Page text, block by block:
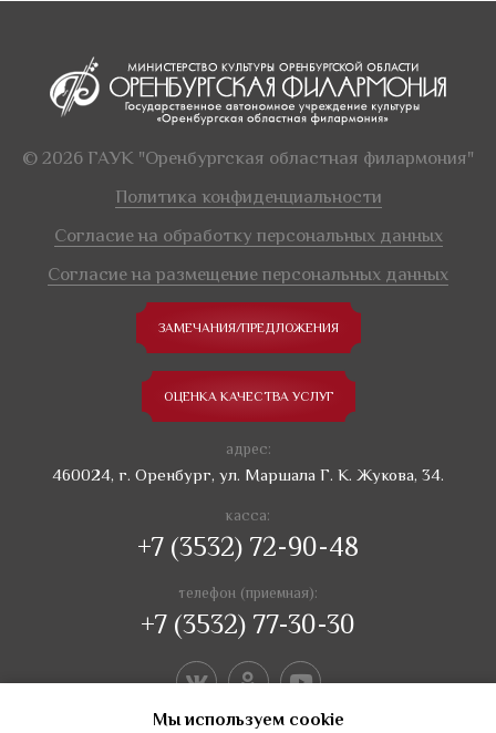
Мы используем сookie
© 2026 ГАУК "Оренбургская областная филармония"
Политика конфиденциальности
Согласие на обработку персональных данных
Согласие на размещение персональных данных
ЗАМЕЧАНИЯ/ПРЕДЛОЖЕНИЯ
ОЦЕНКА КАЧЕСТВА УСЛУГ
адрес:
460024, г. Оренбург, ул. Маршала Г. К. Жукова, 34.
касса:
+7 (3532) 72-90-48
телефон (приемная):
+7 (3532) 77-30-30